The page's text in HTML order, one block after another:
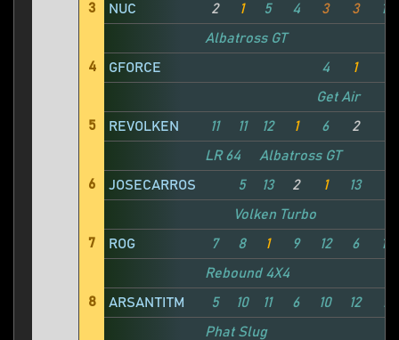
3
NUC 2 1 5 4 3 3 10
Albatross GT
4
GFORCE 4 1
Get Air
5
REVOLKEN 11 11 12 1 6 2
LR 64
Albatross GT
6
JOSECARROS 5 13 2 1 13
Volken Turbo
7
ROG 7 8 1 9 12 6 15
Rebound 4X4
8
ARSANTITM 5 10 11 6 10 12 13
Phat Slug